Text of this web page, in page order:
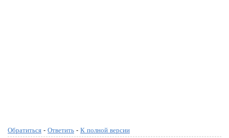
Обратиться - Ответить - К полной версии